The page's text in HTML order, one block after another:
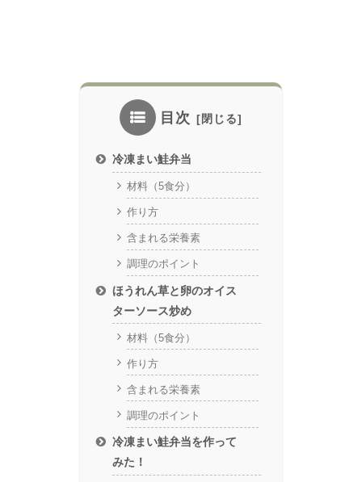
目次
冷凍まい鮭弁当
材料（5食分）
作り方
含まれる栄養素
調理のポイント
ほうれん草と卵のオイス
ターソース炒め
材料（5食分）
作り方
含まれる栄養素
調理のポイント
冷凍まい鮭弁当を作って
みた！